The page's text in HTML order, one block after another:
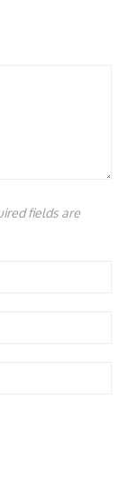
fields are